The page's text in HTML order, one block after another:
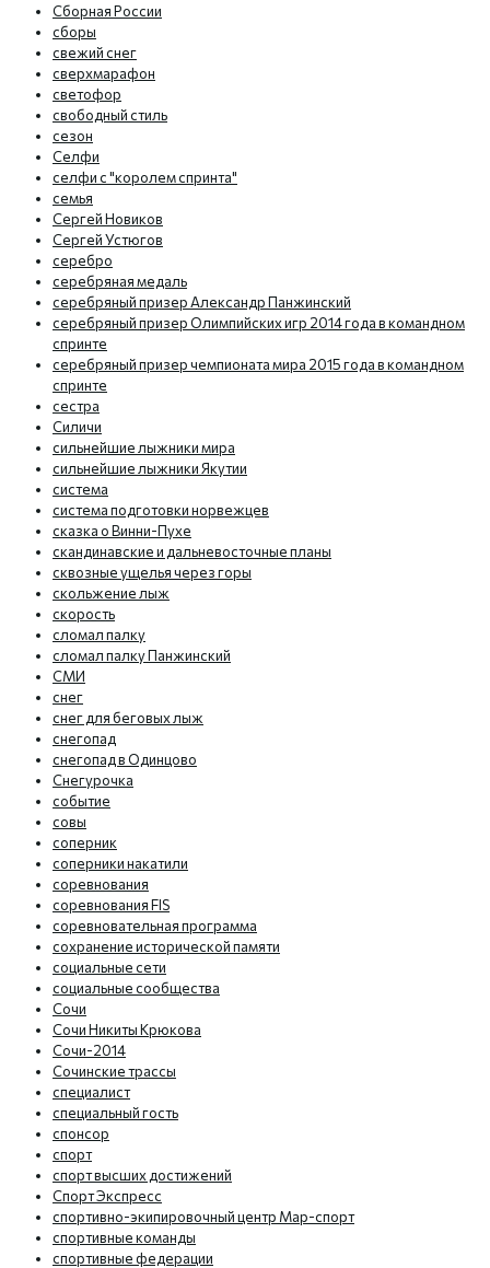
Сборная России
сборы
свежий снег
сверхмарафон
светофор
свободный стиль
сезон
Селфи
селфи с "королем спринта"
семья
Сергей Новиков
Сергей Устюгов
серебро
серебряная медаль
серебряный призер Александр Панжинский
серебряный призер Олимпийских игр 2014 года в командном
спринте
серебряный призер чемпионата мира 2015 года в командном
спринте
сестра
Силичи
сильнейшие лыжники мира
сильнейшие лыжники Якутии
система
система подготовки норвежцев
сказка о Винни-Пухе
скандинавские и дальневосточные планы
сквозные ущелья через горы
скольжение лыж
скорость
сломал палку
сломал палку Панжинский
СМИ
снег
снег для беговых лыж
снегопад
снегопад в Одинцово
Снегурочка
событие
совы
соперник
соперники накатили
соревнования
соревнования FIS
соревновательная программа
сохранение исторической памяти
социальные сети
социальные сообщества
Сочи
Сочи Никиты Крюкова
Сочи-2014
Сочинские трассы
специалист
специальный гость
спонсор
спорт
спорт высших достижений
Спорт Экспресс
спортивно-экипировочный центр Мар-спорт
спортивные команды
спортивные федерации